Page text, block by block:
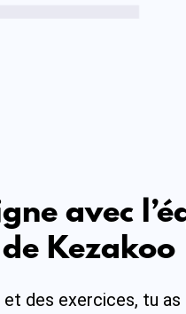
avec
de Kezakoo
des exercices, tu as